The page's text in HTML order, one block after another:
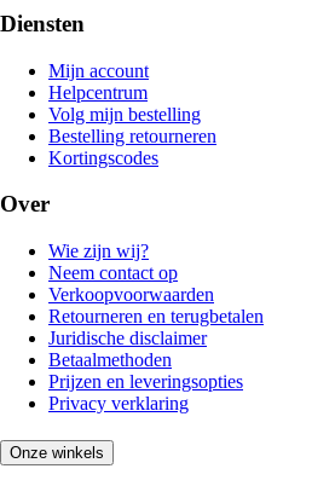
Diensten
Mijn account
Helpcentrum
Volg mijn bestelling
Bestelling retourneren
Kortingscodes
Over
Wie zijn wij?
Neem contact op
Verkoopvoorwaarden
Retourneren en terugbetalen
Juridische disclaimer
Betaalmethoden
Prijzen en leveringsopties
Privacy verklaring
Onze winkels